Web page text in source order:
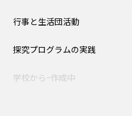
行事と生活団活動
探究プログラムの実践
学校からｰ作成中